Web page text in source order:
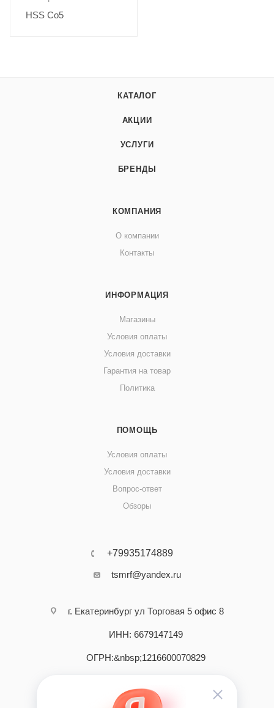
HSS Co5
КАТАЛОГ
АКЦИИ
УСЛУГИ
БРЕНДЫ
КОМПАНИЯ
О компании
Контакты
ИНФОРМАЦИЯ
Магазины
Условия оплаты
Условия доставки
Гарантия на товар
Политика
ПОМОЩЬ
Условия оплаты
Условия доставки
Вопрос-ответ
Обзоры
+79935174889
tsmrf@yandex.ru
г. Екатеринбург ул Торговая 5 офис 8
ИНН: 6679147149
ОГРН:&nbsp;1216600070829